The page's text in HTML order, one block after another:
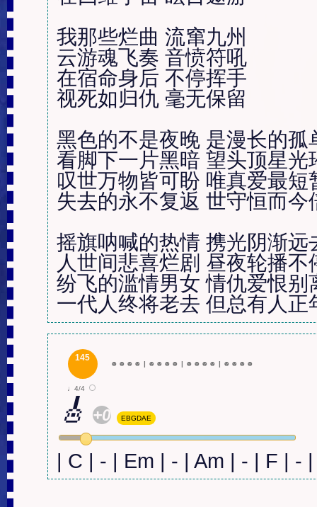
我那些烂曲 流窜九州
云游魂飞奏 音愤符吼
在宿命身后 不停挥手
视死如归仇 毫无保留
黑色的不是夜晚 是漫长的孤
看脚下一片黑暗 望头顶星光
叹世万物皆可盼 唯真爱最短
失去的永不复返 世守恒而今
摇旗呐喊的热情 携光阴渐
人世间悲喜烂剧 昼夜轮播不
纷飞的滥情男女 情仇爱恨别
一代人终将老去 但总有人正
145
☻ ☻ ☻ ☻ | ☻ ☻ ☻ ☻ | ☻ ☻ ☻ ☻ | ☻ ☻ ☻ ☻
♩4/4
🎸 +0 EBGDAE
| C | - | Em | - | Am | - | F | -